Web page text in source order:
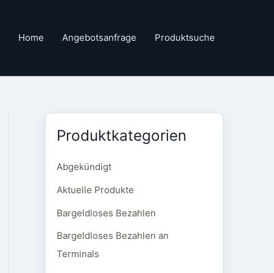
Home Angebotsanfrage Produktsuche
Produktkategorien
Abgekündigt
Aktuelle Produkte
Bargeldloses Bezahlen
Bargeldloses Bezahlen an
Terminals